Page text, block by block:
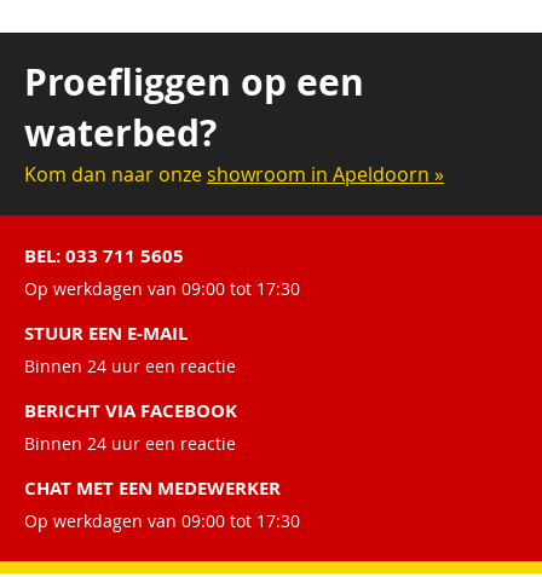
Proefliggen op een
waterbed?
Kom dan naar onzeshowroom in Apeldoorn »
BEL: 033 711 5605
Op werkdagen van 09:00 tot 17:30
STUUR EEN E-MAIL
Binnen 24 uur een reactie
BERICHT VIA FACEBOOK
Binnen 24 uur een reactie
CHAT MET EEN MEDEWERKER
Op werkdagen van 09:00 tot 17:30